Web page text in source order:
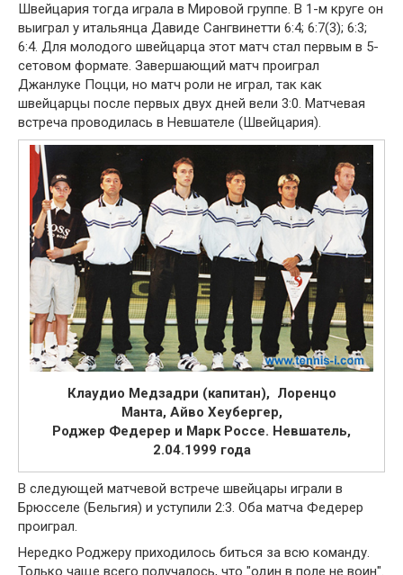
Швейцария тогда играла в Мировой группе. В 1-м круге он
выиграл у итальянца Давиде Сангвинетти 6:4; 6:7(3); 6:3;
6:4. Для молодого швейцарца этот матч стал первым в 5-
сетовом формате. Завершающий матч проиграл
Джанлуке Поцци, но матч роли не играл, так как
швейцарцы после первых двух дней вели 3:0. Матчевая
встреча проводилась в Невшателе (Швейцария).
Клаудио Медзадри (капитан), Лоренцо
Манта, Айво Хеубергер,
Роджер Федерер и Марк Россе. Невшатель,
2.04.1999 года
В следующей матчевой встрече швейцары играли в
Брюсселе (Бельгия) и уступили 2:3. Оба матча Федерер
проиграл.
Нередко Роджеру приходилось биться за всю команду.
Только чаще всего получалось, что "один в поле не воин".